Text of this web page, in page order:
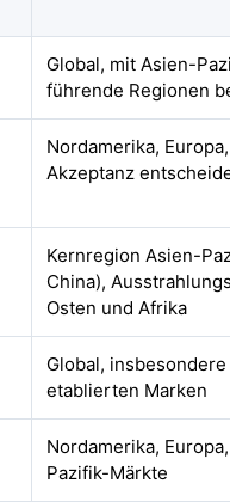
Global, mit Asien-
führende Regionen
Nordamerika,
Akzeptanz
Kernregion Asien-
China),
Osten und Afrika
Global,
etablierten Marken
Nordamerika,
Pazifik-Märkte